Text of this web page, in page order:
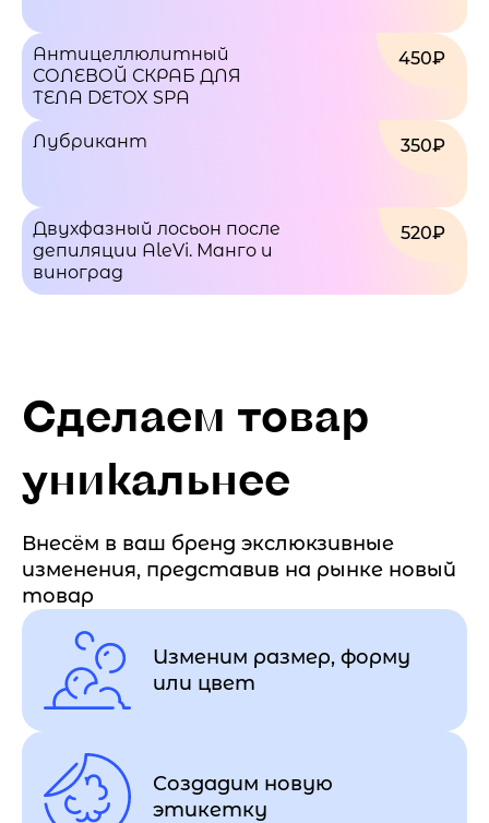
450₽
Антицеллюлитный
СОЛЕВОЙ СКРАБ ДЛЯ
ТЕЛА DETOX SPA
350₽
Лубрикант
520₽
Двухфазный лосьон после
депиляции AleVi. Манго и
виноград
Сделаем товар
уникальнее
Внесём в ваш бренд экслюкзивные
изменения, представив на рынке новый
товар
Изменим размер, форму
или цвет
Создадим новую
этикетку